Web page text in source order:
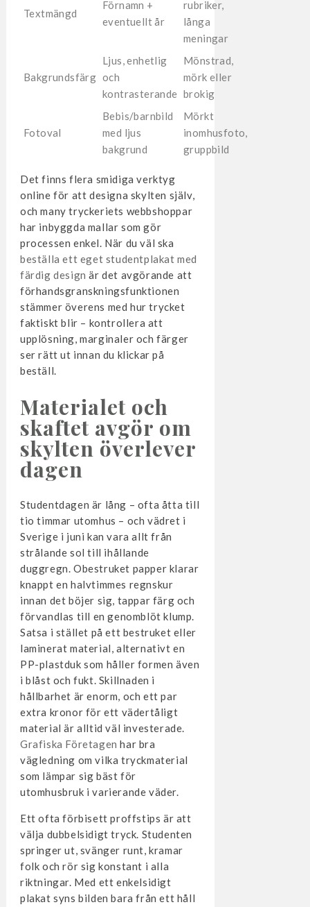
Textmängd
Förnamn +
eventuellt år
rubriker,
långa
meningar
Bakgrundsfärg
Ljus, enhetlig
och
kontrasterande
Mönstrad,
mörk eller
brokig
Fotoval
Bebis/barnbild
med ljus
bakgrund
Mörkt
inomhusfoto,
gruppbild
Det finns flera smidiga verktyg
online för att designa skylten själv,
och many tryckeriets webbshoppar
har inbyggda mallar som gör
processen enkel. När du väl ska
beställa ett eget studentplakat med
färdig design är det avgörande att
förhandsgranskningsfunktionen
stämmer överens med hur trycket
faktiskt blir – kontrollera att
upplösning, marginaler och färger
ser rätt ut innan du klickar på
beställ.
Materialet och
skaftet avgör om
skylten överlever
dagen
Studentdagen är lång – ofta åtta till
tio timmar utomhus – och vädret i
Sverige i juni kan vara allt från
strålande sol till ihållande
duggregn. Obestruket papper klarar
knappt en halvtimmes regnskur
innan det böjer sig, tappar färg och
förvandlas till en genomblöt klump.
Satsa i stället på ett bestruket eller
laminerat material, alternativt en
PP-plastduk som håller formen även
i blåst och fukt. Skillnaden i
hållbarhet är enorm, och ett par
extra kronor för ett vädertåligt
material är alltid väl investerade.
Grafiska Företagen har bra
vägledning om vilka tryckmaterial
som lämpar sig bäst för
utomhusbruk i varierande väder.
Ett ofta förbisett proffstips är att
välja dubbelsidigt tryck. Studenten
springer ut, svänger runt, kramar
folk och rör sig konstant i alla
riktningar. Med ett enkelsidigt
plakat syns bilden bara från ett håll